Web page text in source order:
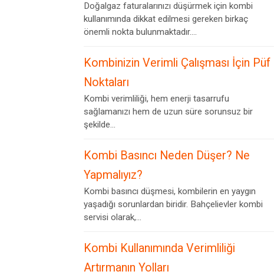
Doğalgaz faturalarınızı düşürmek için kombi
kullanımında dikkat edilmesi gereken birkaç
önemli nokta bulunmaktadır....
Kombinizin Verimli Çalışması İçin Püf
Noktaları
Kombi verimliliği, hem enerji tasarrufu
sağlamanızı hem de uzun süre sorunsuz bir
şekilde...
Kombi Basıncı Neden Düşer? Ne
Yapmalıyız?
Kombi basıncı düşmesi, kombilerin en yaygın
yaşadığı sorunlardan biridir. Bahçelievler kombi
servisi olarak,...
Kombi Kullanımında Verimliliği
Artırmanın Yolları